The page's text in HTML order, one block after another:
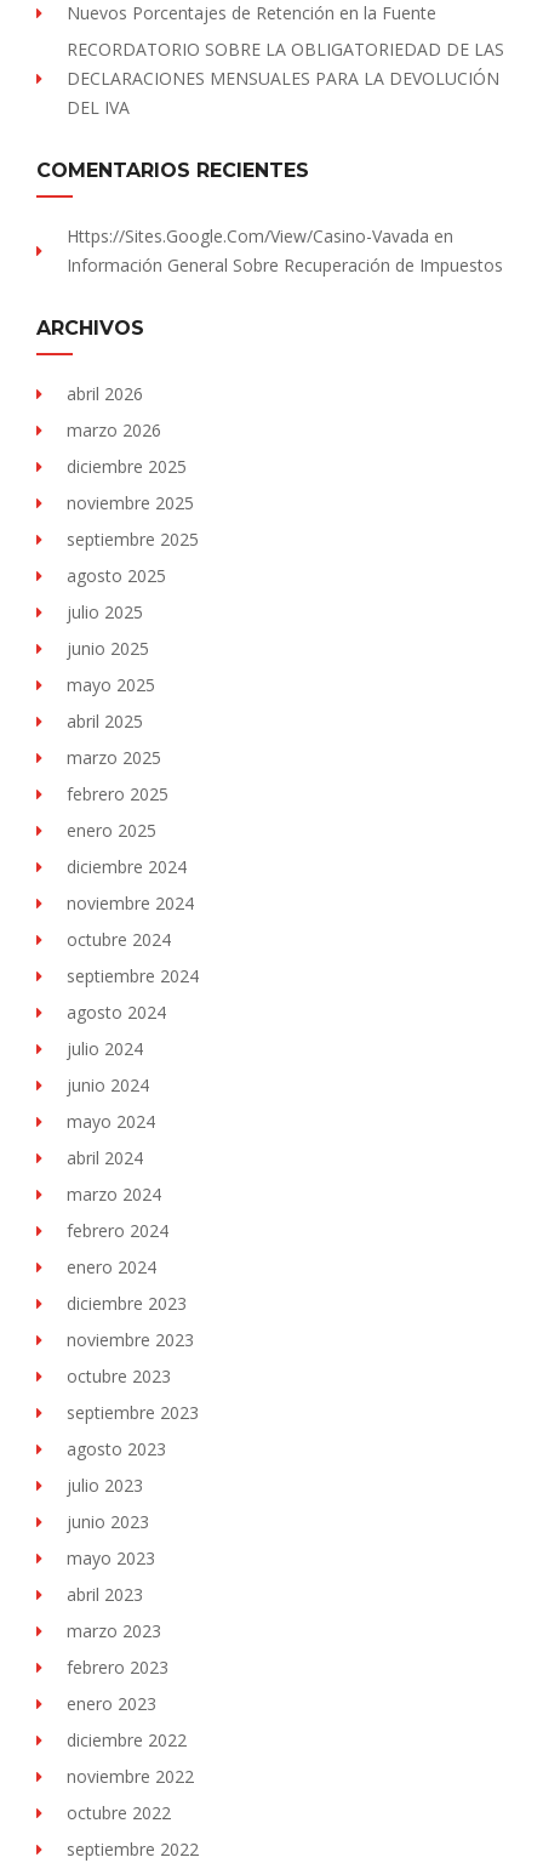
Nuevos Porcentajes de Retención en la Fuente
RECORDATORIO SOBRE LA OBLIGATORIEDAD DE LAS
DECLARACIONES MENSUALES PARA LA DEVOLUCIÓN
DEL IVA
COMENTARIOS RECIENTES
Https://sites.Google.com/view/Casino-Vavada en
Información General Sobre Recuperación de Impuestos
ARCHIVOS
abril 2026
marzo 2026
diciembre 2025
noviembre 2025
septiembre 2025
agosto 2025
julio 2025
junio 2025
mayo 2025
abril 2025
marzo 2025
febrero 2025
enero 2025
diciembre 2024
noviembre 2024
octubre 2024
septiembre 2024
agosto 2024
julio 2024
junio 2024
mayo 2024
abril 2024
marzo 2024
febrero 2024
enero 2024
diciembre 2023
noviembre 2023
octubre 2023
septiembre 2023
agosto 2023
julio 2023
junio 2023
mayo 2023
abril 2023
marzo 2023
febrero 2023
enero 2023
diciembre 2022
noviembre 2022
octubre 2022
septiembre 2022